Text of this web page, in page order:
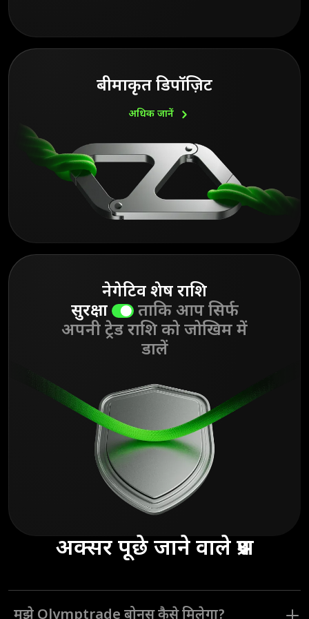
बीमाकृत डिपॉज़िट
अधिक जानें
नेगेटिव शेष राशि
सुरक्षा
ताकि आप सिर्फ
अपनी ट्रेड राशि को जोखिम में
डालें
अक्सर पूछे जाने वाले प्रश्न